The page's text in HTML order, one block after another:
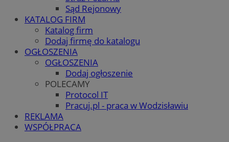
Sąd Rejonowy
KATALOG FIRM
Katalog firm
Dodaj firmę do katalogu
OGŁOSZENIA
OGŁOSZENIA
Dodaj ogłoszenie
POLECAMY
Protocol IT
Pracuj.pl - praca w Wodzisławiu
REKLAMA
WSPÓŁPRACA